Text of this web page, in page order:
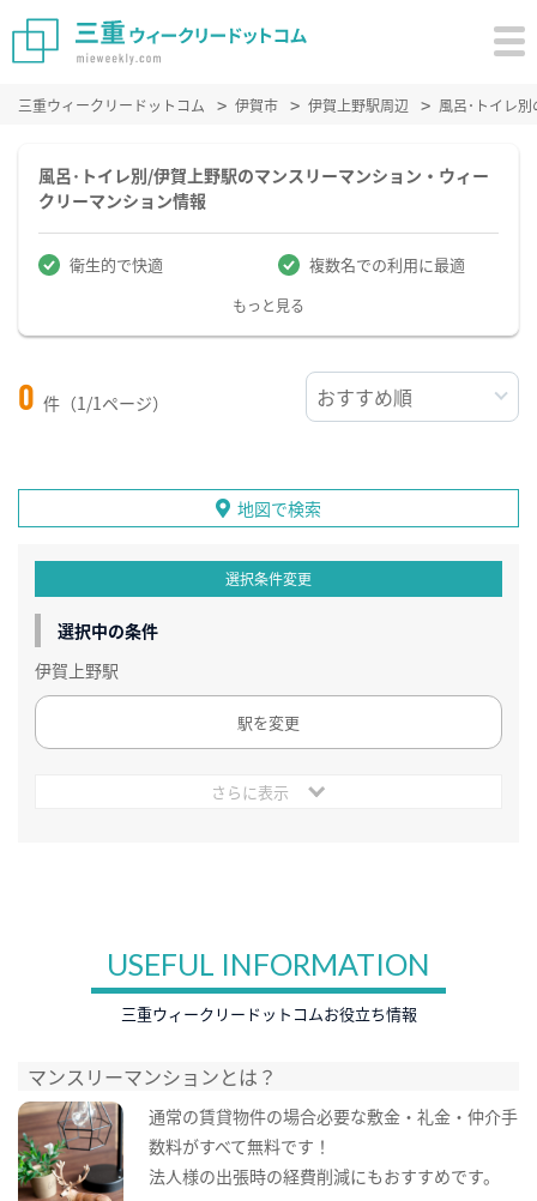
三重ウィークリードットコム 伊賀市 伊賀上野駅周辺 風呂･トイレ
風呂･トイレ別/伊賀上野駅のマンスリーマンション・ウィー
クリーマンション情報
衛生的で快適 複数名での利用に最適
もっと見る
0 件（1/1ページ）
地図で検索
選択条件変更
選択中の条件
伊賀上野駅
駅を変更
さらに表示
USEFUL INFORMATION
三重ウィークリードットコムお役立ち情報
マンスリーマンションとは？
通常の賃貸物件の場合必要な敷金・礼金・仲介手
数料がすべて無料です！
法人様の出張時の経費削減にもおすすめです。